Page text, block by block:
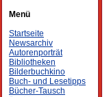
Menü
Startseite
Newsarchiv
Autorenporträt
Bibliotheken
Bilderbuchkino
Buch- und Lesetipps
Bücher-Tausch